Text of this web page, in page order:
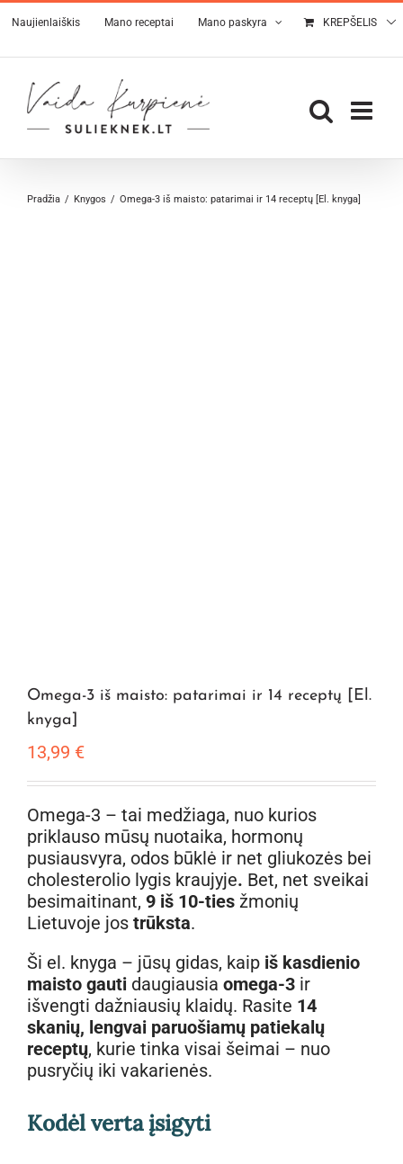
Skip
to
content
Naujienlaiškis Mano receptai Mano paskyra KREPŠELIS
Pradžia Knygos Omega-3 iš maisto: patarimai ir 14 receptų [El. knyga]
Omega-3 iš maisto: patarimai ir 14 receptų [El.
knyga]
13,99 €
Omega-3 – tai medžiaga, nuo kurios
priklauso mūsų nuotaika, hormonų
pusiausvyra, odos būklė ir net gliukozės bei
cholesterolio lygis kraujyje. Bet, net sveikai
besimaitinant, 9 iš 10-ties žmonių
Lietuvoje jos trūksta.
Ši el. knyga – jūsų gidas, kaip iš kasdienio
maisto gauti daugiausia omega-3 ir
išvengti dažniausių klaidų. Rasite 14
skanių, lengvai paruošiamų patiekalų
receptų, kurie tinka visai šeimai – nuo
pusryčių iki vakarienės.
Kodėl verta įsigyti